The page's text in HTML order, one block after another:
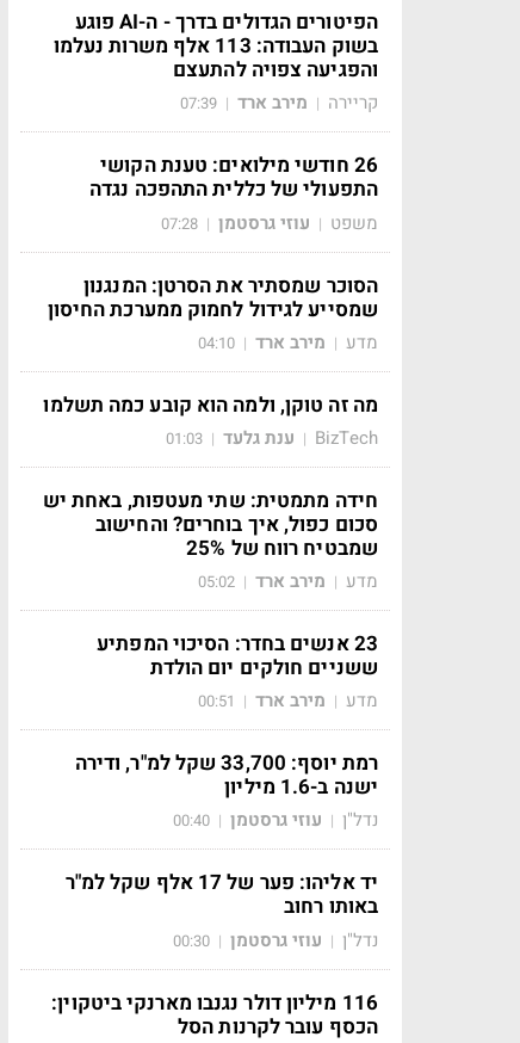
הפיטורים הגדולים בדרך - ה-AI פוגע
בשוק העבודה: 113 אלף משרות נעלמו
והפגיעה צפויה להתעצם
קריירה | מירב ארד |
07:39
26 חודשי מילואים: טענת הקושי
התפעולי של כללית התהפכה נגדה
משפט | עוזי גרסטמן |
07:28
הסוכר שמסתיר את הסרטן: המנגנון
שמסייע לגידול לחמוק ממערכת החיסון
מדע | מירב ארד |
04:10
מה זה טוקן, ולמה הוא קובע כמה תשלמו
BizTech
| ענת גלעד |
01:03
חידה מתמטית: שתי מעטפות, באחת יש
סכום כפול, איך בוחרים? והחישוב
שמבטיח רווח של 25%
מדע | מירב ארד |
05:02
23 אנשים בחדר: הסיכוי המפתיע
ששניים חולקים יום הולדת
מדע | מירב ארד |
00:51
רמת יוסף: 33,700 שקל למ"ר, ודירה
ישנה ב-1.6 מיליון
נדל"ן | עוזי גרסטמן |
00:40
יד אליהו: פער של 17 אלף שקל למ"ר
באותו רחוב
נדל"ן | עוזי גרסטמן |
00:30
116 מיליון דולר נגנבו מארנקי ביטקוין:
הכסף עובר לקרנות הסל